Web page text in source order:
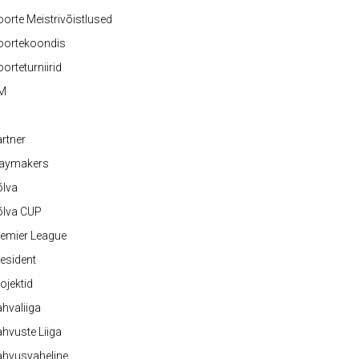
Meistrivõistlused
CUP
League
Liiga